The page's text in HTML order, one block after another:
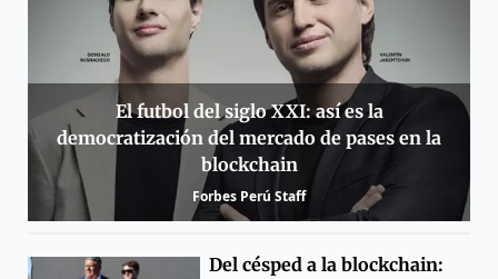
El futbol del siglo XXI: así es la
democratización del mercado de pases en la
blockchain
Forbes Perú Staff
Del césped a la blockchain: